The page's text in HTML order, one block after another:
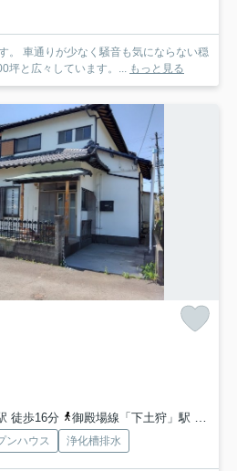
。 車通りが少なく騒音も気にならない穏
敷地面積600坪と広々しています。... もっと見る
徒歩16分
御殿場線「下土狩」駅 徒歩25分
ンハウス 浄化槽排水